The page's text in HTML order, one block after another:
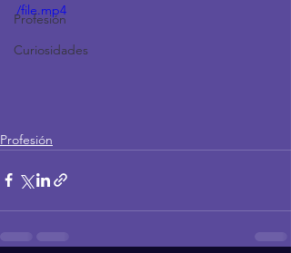
Profesión
Curiosidades
/file.mp4
Profesión